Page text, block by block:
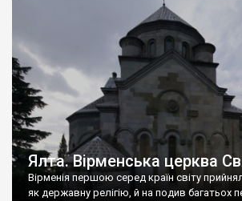
Херсонесі Володимир-язичник, став
А потім було Хрещення Русі. На честь
Ялта. Вірменська церква
Вірменія першою серед країн світу
як державну релігію, й на подив багатьох